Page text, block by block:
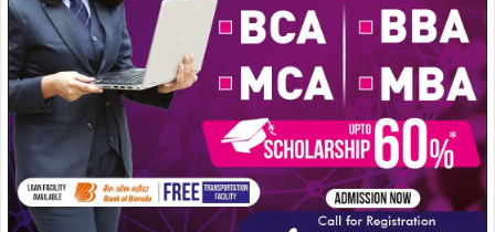
बैठक में मुख्य रूप से सहायक समाहर्ता श्री कुमार रजत, अपर उपायुक्त
श्री जयवर्धन कुमार, अनुमंडल पदाधिकारी सरायकेला श्री सदानंद
महतो, जिला-भूअर्जन पदाधिकारी श्रीमती निवेदिता नियति एवं सभी
अंचलाधिकारी उपस्थित रहें.